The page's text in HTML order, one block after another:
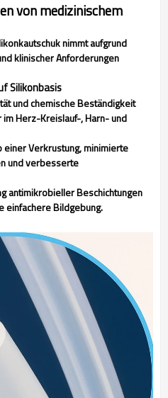
von medizinischem
nimmt aufgrund
klinischer Anforderungen
Silikonbasis
und chemische Beständigkeit
Herz-Kreislauf-, Harn- und
Verkrustung, minimierte
und verbesserte
antimikrobieller Beschichtungen
einfachere Bildgebung.